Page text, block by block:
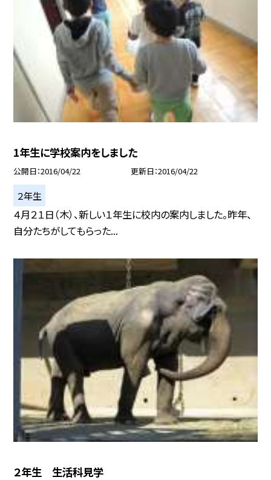
1年生に学校案内をしました
公開日 2016/04/22 更新日 2016/04/22
２年生
４月２１日（木）、新しい１年生に校内の案内しました。昨年、
自分たちがしてもらった...
２年生 生活科見学